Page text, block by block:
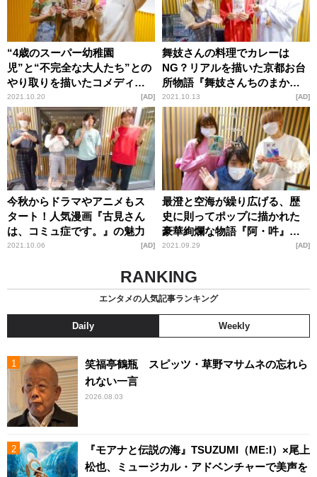
“4歳のスーパー幼稚園
児”と“不完全な大人たち”との
やり取りを描いたコメディ作
品『コタローは1人暮らし』の
魅力
2021.10.20 AD
舞妓さんの料理でカレーは
NG？リアルを描いた京都お台
所物語『舞妓さんちのまかな
いさん』の魅力
2021.10.13 AD
今秋からドラマやアニメもス
タート！人気漫画『古見さん
は、コミュ症です。』の魅力
2021.10.06 AD
最澄と空海が繰り広げる、歴
史に則ってポップに描かれた
豪華絢爛な物語『阿・吽』の
魅力
2021.09.29 AD
RANKING
エンタメの人気記事ランキング
Daily Weekly
笑福亭鶴瓶 スピッツ・草野マサムネの忘れら
れない一言
2026.08.03
『モアナと伝説の海』TSUZUMI（ME:I）×尾上
松也、ミュージカル・アドベンチャーで美声を